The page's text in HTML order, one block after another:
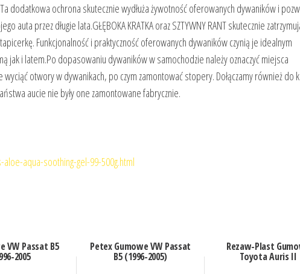
dodatkowa ochrona skutecznie wydłuża żywotność oferowanych dywaników i
auta przez długie lata.GŁĘBOKA KRATKA oraz SZTYWNY RANT skutecznie
Funkcjonalność i praktyczność oferowanych dywaników czynią je idealnym
jak i latem.Po dopasowaniu dywaników w samochodzie należy oznaczyć miejsca
otwory w dywanikach, po czym zamontować stopery. Dołączamy również do
aucie nie były one zamontowane fabrycznie.
aqua-soothing-gel-99-500g.html
VW Passat B5
2005
Petex Gumowe VW Passat
B5 (1996-2005)
Rezaw-Plast
Toyota Auris II